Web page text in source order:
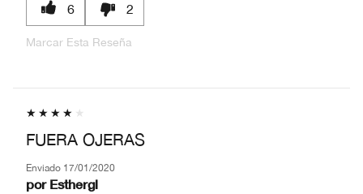
6 2
Marcar Esta Reseña
FUERA OJERAS
Enviado 17/01/2020
por Esthergl